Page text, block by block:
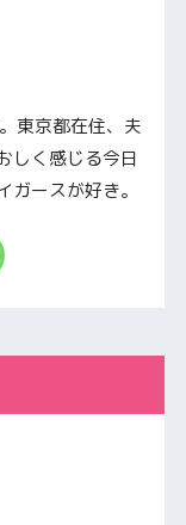
東京都在住、夫
しく感じる今日
ースが好き。